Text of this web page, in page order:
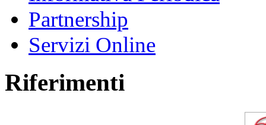
Partnership
Servizi Online
Riferimenti